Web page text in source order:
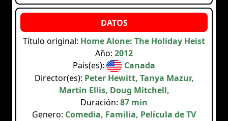
Título original: Home Alone: The Holiday Heist
Año: 2012
Pais(es):
Canada
Director(es): Peter Hewitt, Tanya Mazur,
Martin Ellis, Doug Mitchell,
Duración: 87 min
Genero: Comedia, Familia, Película de TV